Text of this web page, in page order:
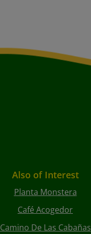
Also of Interest
Planta Monstera
Café Acogedor
Camino De Las Cabañas